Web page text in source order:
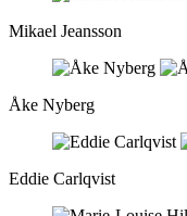
Mikael Jeansson
Åke Nyberg
Eddie Carlqvist